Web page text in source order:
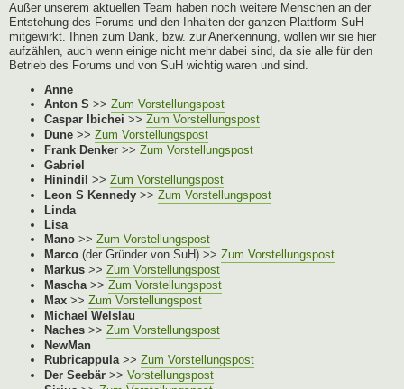
Außer unserem aktuellen Team haben noch weitere Menschen an der
Entstehung des Forums und den Inhalten der ganzen Plattform SuH
mitgewirkt. Ihnen zum Dank, bzw. zur Anerkennung, wollen wir sie hier
aufzählen, auch wenn einige nicht mehr dabei sind, da sie alle für den
Betrieb des Forums und von SuH wichtig waren und sind.
Anne
Anton S >> Zum Vorstellungspost
Caspar Ibichei >> Zum Vorstellungspost
Dune >> Zum Vorstellungspost
Frank Denker >> Zum Vorstellungspost
Gabriel
Hinindil >> Zum Vorstellungspost
Leon S Kennedy >> Zum Vorstellungspost
Linda
Lisa
Mano >> Zum Vorstellungspost
Marco (der Gründer von SuH) >> Zum Vorstellungspost
Markus >> Zum Vorstellungspost
Mascha >> Zum Vorstellungspost
Max >> Zum Vorstellungspost
Michael Welslau
Naches >> Zum Vorstellungspost
NewMan
Rubricappula >> Zum Vorstellungspost
Der Seebär >> Vorstellungspost